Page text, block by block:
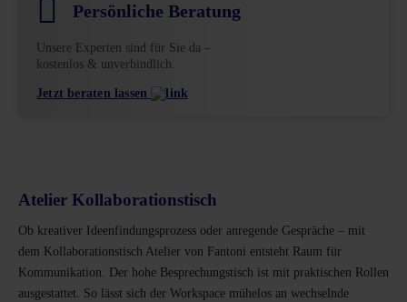
Persönliche Beratung
Unsere Experten sind für Sie da –
kostenlos & unverbindlich.
Jetzt beraten lassen
Atelier Kollaborationstisch
Ob kreativer Ideenfindungsprozess oder anregende Gespräche – mit
dem Kollaborationstisch Atelier von Fantoni entsteht Raum für
Kommunikation. Der hohe Besprechungstisch ist mit praktischen Rollen
ausgestattet. So lässt sich der Workspace mühelos an wechselnde